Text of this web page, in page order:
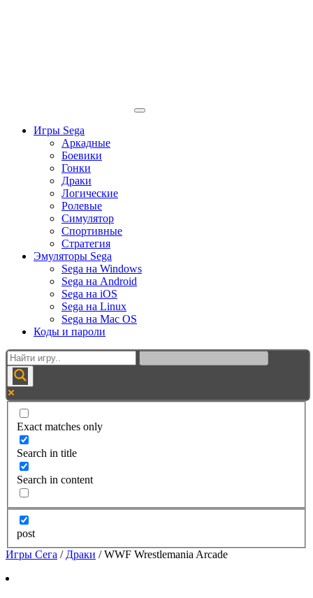
Игры Sega
Аркадные
Боевики
Гонки
Драки
Логические
Ролевые
Симулятор
Спортивные
Стратегия
Эмуляторы Sega
Sega на Windows
Sega на Android
Sega на iOS
Sega на Linux
Sega на Mac OS
Коды и пароли
Exact matches only
Search in title
Search in content
post
Игры Сега / Драки /WWF Wrestlemania Arcade